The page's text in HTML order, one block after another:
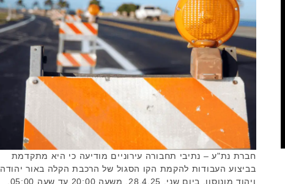
חברת נת"ע – נתיבי תחבורה עירוניים מודיעה כי היא מתקדמת
בביצוע העבודות להקמת הקו הסגול של הרכבת הקלה באור יהודה